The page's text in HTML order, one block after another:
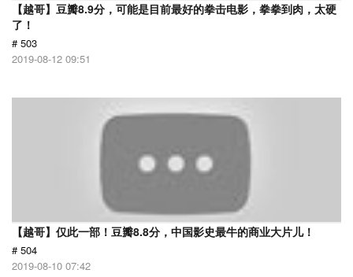
【越哥】豆瓣8.9分，可能是目前最好的拳击电影，拳拳到肉，太硬
了！
# 503
2019-08-12 09:51
【越哥】仅此一部！豆瓣8.8分，中国影史最牛的商业大片儿！
# 504
2019-08-10 07:42